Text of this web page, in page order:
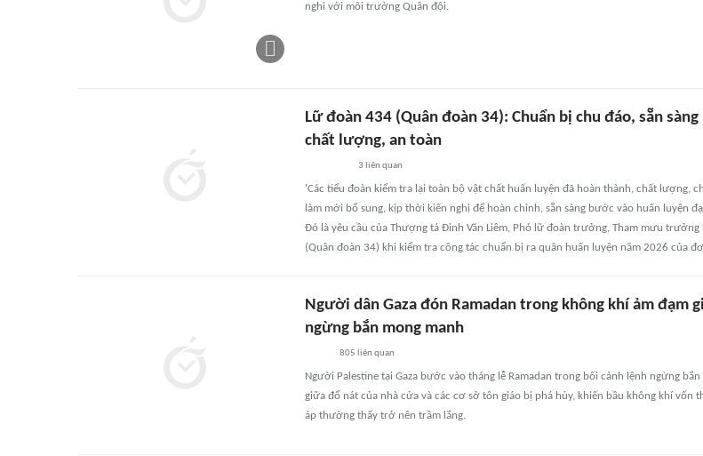
nghi với môi trường Quân đội.
Lữ đoàn 434 (Quân đoàn 34): Chuẩn bị chu đáo, sẵn
chất lượng, an toàn
3 liên quan
'Các tiểu đoàn kiểm tra lại toàn bộ vật chất huấn luyện đã hoàn thành, chất lượng,
làm mới bổ sung, kịp thời kiến nghị để hoàn chỉnh, sẵn sàng bước vào huấn luyện
Đó là yêu cầu của Thượng tá Đinh Văn Liêm, Phó lữ đoàn trưởng, Tham mưu trưởng
(Quân đoàn 34) khi kiểm tra công tác chuẩn bị ra quân huấn luyện năm 2026 của
Người dân Gaza đón Ramadan trong không khí ảm đạm
ngừng bắn mong manh
805 liên quan
Người Palestine tại Gaza bước vào tháng lễ Ramadan trong bối cảnh lệnh ngừng
giữa đổ nát của nhà cửa và các cơ sở tôn giáo bị phá hủy, khiến bầu không khí vốn
áp thường thấy trở nên trầm lắng.